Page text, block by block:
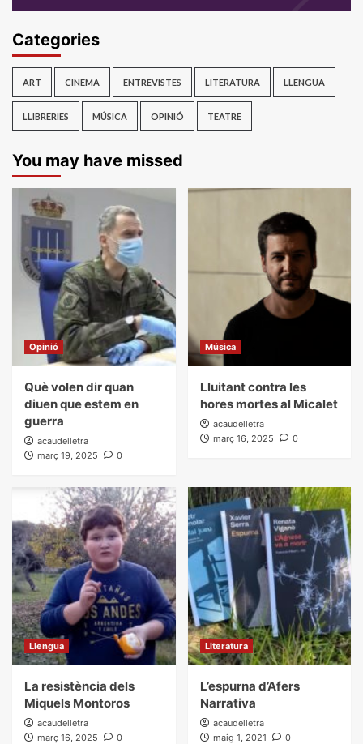
Categories
ART CINEMA ENTREVISTES LITERATURA LLENGUA
LLIBRERIES MÚSICA OPINIÓ TEATRE
You may have missed
Opinió
Què volen dir quan
diuen que estem en
guerra
acaudelletra
març 19, 2025
0
Música
Lluitant contra les
hores mortes al Micalet
acaudelletra
març 16, 2025
0
Llengua
La resistència dels
Miquels Montoros
acaudelletra
març 16, 2025
0
Literatura
L’espurna d’Afers
Narrativa
acaudelletra
maig 1, 2021
0